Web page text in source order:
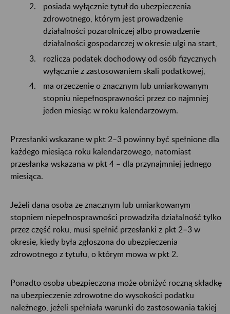
posiada wyłącznie tytuł do ubezpieczenia
zdrowotnego, którym jest prowadzenie
działalności pozarolniczej albo prowadzenie
działalności gospodarczej w okresie ulgi na start,
rozlicza podatek dochodowy od osób fizycznych
wyłącznie z zastosowaniem skali podatkowej,
ma orzeczenie o znacznym lub umiarkowanym
stopniu niepełnosprawności przez co najmniej
jeden miesiąc w roku kalendarzowym.
Przesłanki wskazane w pkt 2–3 powinny być spełnione dla
każdego miesiąca roku kalendarzowego, natomiast
przesłanka wskazana w pkt 4 – dla przynajmniej jednego
miesiąca.
Jeżeli dana osoba ze znacznym lub umiarkowanym
stopniem niepełnosprawności prowadziła działalność tylko
przez część roku, musi spełnić przesłanki z pkt 2–3 w
okresie, kiedy była zgłoszona do ubezpieczenia
zdrowotnego z tytułu, o którym mowa w pkt 2.
Ponadto osoba ubezpieczona może obniżyć roczną składkę
na ubezpieczenie zdrowotne do wysokości podatku
należnego, jeżeli spełniała warunki do zastosowania takiej